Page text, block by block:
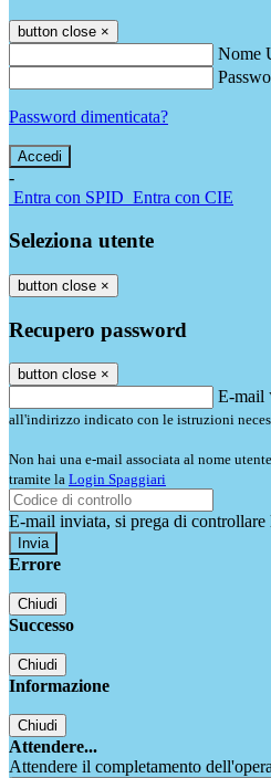
button close ×
Nome
Password dimenticata?
-
Entra con SPID Entra con CIE
Seleziona utente
button close ×
Recupero password
button close ×
E-mail
all'indirizzo indicato con le istruzioni
Non hai una e-mail associata al nome
tramite la Login Spaggiari
E-mail inviata, si prega di controllare
Errore
Chiudi
Successo
Chiudi
Informazione
Chiudi
Attendere...
Attendere il completamento